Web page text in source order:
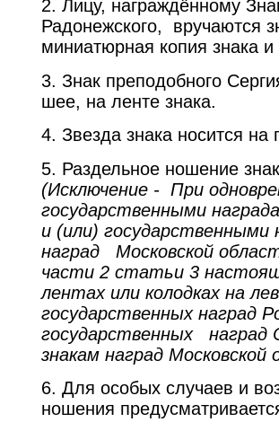
2. Лицу, награждённому
Радонежского, вручаются
миниатюрная копия знака
3. Знак преподобного
шее, на ленте знака.
4. Звезда знака носится на
5. Раздельное ношение
(Исключение - При
государственными
и (или) государственными
наград Московской
части 2 статьи 3
лентах или колодках на
государственных наград
государственных наград
знакам наград
6. Для особых случаев и
ношения